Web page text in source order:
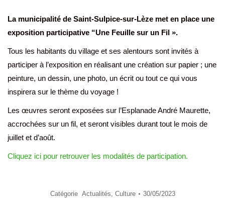
La municipalité de Saint-Sulpice-sur-Lèze met en place une
exposition participative “Une Feuille sur un Fil ».
Tous les habitants du village et ses alentours sont invités à
participer à l’exposition en réalisant une création sur papier ; une
peinture, un dessin, une photo, un écrit ou tout ce qui vous
inspirera sur le thème du voyage !
Les œuvres seront exposées sur l’Esplanade André Maurette,
accrochées sur un fil, et seront visibles durant tout le mois de
juillet et d’août.
Cliquez ici pour retrouver les modalités de participation.
Catégorie Actualités, Culture 30/05/2023